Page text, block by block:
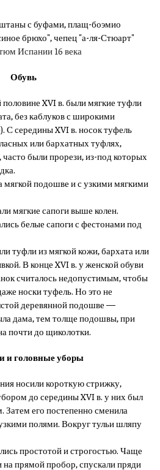
с буфами, плащ-боэмио
брюхо", чепец "а-ля-Стюарт"
Обувь
XVI в. были мягкие туфли
без каблуков с широкими
С середины XVI в. носок туфель
или бархатных туфлях,
были прорези, из-под которых
мягкой подошве и с узкими мягкими
мягкие сапоги выше колен.
белые сапоги с фестонами под
туфли из мягкой кожи, бархата или
В конце XVI в. у женской обуви
считалось недопустимым, чтобы
носки туфель. Но это не
деревянной подошве —
дама, тем толще подошвы, при
почти до щиколотки.
и головные уборы
носили короткую стрижку,
до середины XVI в. у них был
Затем его постепенно сменила
полями. Вокруг тульи шляпу
простотой и строгостью. Чаще
на прямой пробор, спускали пряди